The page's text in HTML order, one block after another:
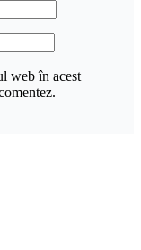
web în acest